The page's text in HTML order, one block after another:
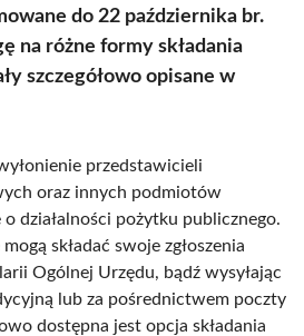
do 22 października br.
na różne formy składania
szczegółowo opisane w
przedstawicieli
oraz innych podmiotów
działalności pożytku publicznego.
składać swoje zgłoszenia
Ogólnej Urzędu, bądź wysyłając
lub za pośrednictwem poczty
dostępna jest opcja składania